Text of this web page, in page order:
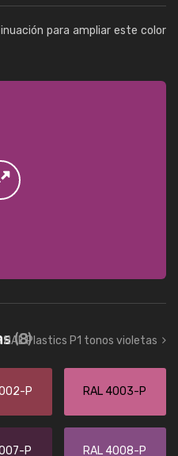
para ampliar este color
(8)Plastics P1 tonos violetas
P RAL 4003-P
P RAL 4008-P